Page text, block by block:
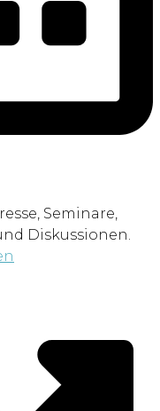
Seminare,
Diskussionen.